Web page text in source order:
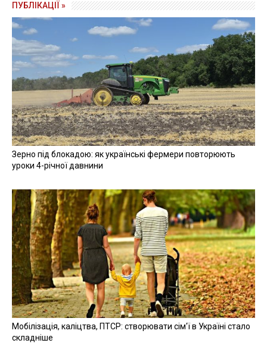
ПУБЛІКАЦІЇ »
Зерно під блокадою: як українські фермери повторюють
уроки 4-річної давнини
Мобілізація, каліцтва, ПТСР: створювати сім'ї в Україні стало
складніше